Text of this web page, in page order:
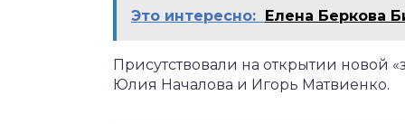
Это интересно: Елена Беркова
Присутствовали на открытии новой
Юлия Началова и Игорь Матвиенко.